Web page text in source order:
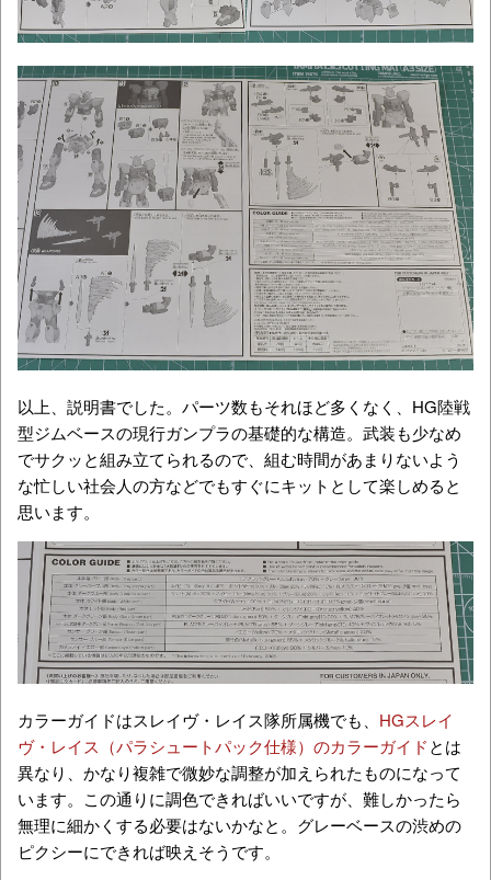
以上、説明書でした。パーツ数もそれほど多くなく、HG陸戦
型ジムベースの現行ガンプラの基礎的な構造。武装も少なめ
でサクッと組み立てられるので、組む時間があまりないよう
な忙しい社会人の方などでもすぐにキットとして楽しめると
思います。
カラーガイドはスレイヴ・レイス隊所属機でも、 HGスレイ
ヴ・レイス（パラシュートパック仕様）のカラーガイドとは
異なり、かなり複雑で微妙な調整が加えられたものになって
います。この通りに調色できればいいですが、難しかったら
無理に細かくする必要はないかなと。グレーベースの渋めの
ピクシーにできれば映えそうです。